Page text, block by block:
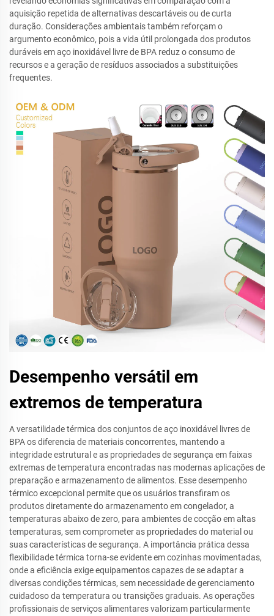
aquisição repetida de alternativas descartáveis ou de curta
duração. Considerações ambientais também reforçam o
argumento econômico, pois a vida útil prolongada dos produtos
duráveis em aço inoxidável livre de BPA reduz o consumo de
recursos e a geração de resíduos associados a substituições
frequentes.
Desempenho versátil em
extremos de temperatura
A versatilidade térmica dos conjuntos de aço inoxidável livres de
BPA os diferencia de materiais concorrentes, mantendo a
integridade estrutural e as propriedades de segurança em faixas
extremas de temperatura encontradas nas modernas aplicações de
preparação e armazenamento de alimentos. Esse desempenho
térmico excepcional permite que os usuários transfiram os
produtos diretamente do armazenamento em congelador, a
temperaturas abaixo de zero, para ambientes de cocção em altas
temperaturas, sem comprometer as propriedades do material ou
suas características de segurança. A importância prática dessa
flexibilidade térmica torna-se evidente em cozinhas movimentadas,
onde a eficiência exige equipamentos capazes de se adaptar a
diversas condições térmicas, sem necessidade de gerenciamento
cuidadoso da temperatura ou transições graduais. As operações
profissionais de serviços alimentares valorizam particularmente